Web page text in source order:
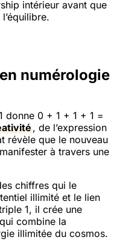
intérieur avant que
numérologie
donne 0 + 1 + 1 + 1 =
, de l’expression
révèle que le nouveau
à travers une
chiffres qui le
illimité et le lien
1, il crée une
combine la
illimitée du cosmos.